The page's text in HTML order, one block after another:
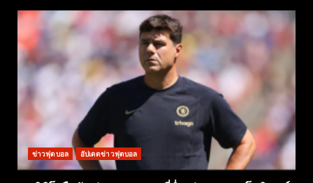
ข่าวฟุตบอล อัปเดตข่าวฟุตบอล